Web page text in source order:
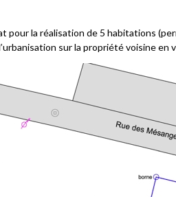
pour la réalisation de 5 habitations
sur la propriété voisine